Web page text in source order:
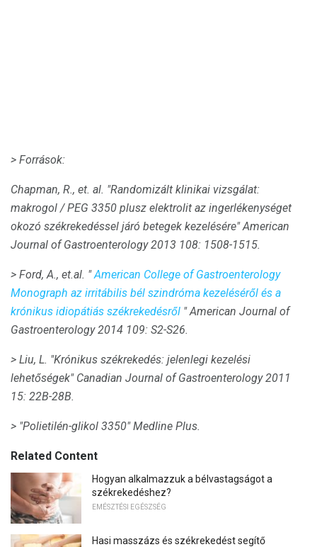
> Források:
Chapman, R., et. al. "Randomizált klinikai vizsgálat:
makrogol / PEG 3350 plusz elektrolit az ingerlékenységet
okozó székrekedéssel járó betegek kezelésére"American
Journal of Gastroenterology2013 108: 1508-1515.
> Ford, A., et.al. "American College of Gastroenterology
Monograph az irritábilis bél szindróma kezeléséről és a
krónikus idiopátiás székrekedésről "American Journal of
Gastroenterology2014 109: S2-S26.
> Liu, L. "Krónikus székrekedés: jelenlegi kezelési
lehetőségek" Canadian Journal of Gastroenterology2011
15: 22B-28B.
> "Polietilén-glikol 3350"Medline Plus.
Related Content
Hogyan alkalmazzuk a bélvastagságot a
székrekedéshez?
EMÉSZTÉSI EGÉSZSÉG
Hasi masszázs és székrekedést segítő